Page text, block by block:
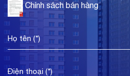
Chính sách bán hàng